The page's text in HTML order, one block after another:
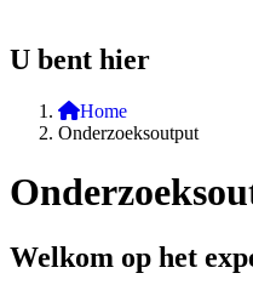
U bent hier
Home
Onderzoeksoutput
Welkom op het